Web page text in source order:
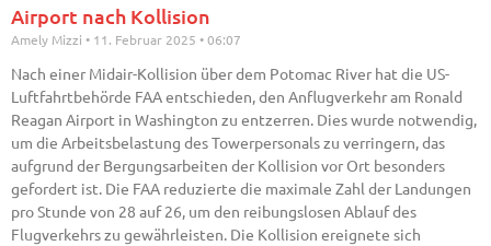
Airport nach Kollision
Amely Mizzi 11. Februar 2025 06:07
Nach einer Midair-Kollision über dem Potomac River hat die US-
Luftfahrtbehörde FAA entschieden, den Anflugverkehr am Ronald
Reagan Airport in Washington zu entzerren. Dies wurde notwendig,
um die Arbeitsbelastung des Towerpersonals zu verringern, das
aufgrund der Bergungsarbeiten der Kollision vor Ort besonders
gefordert ist. Die FAA reduzierte die maximale Zahl der Landungen
pro Stunde von 28 auf 26, um den reibungslosen Ablauf des
Flugverkehrs zu gewährleisten. Die Kollision ereignete sich